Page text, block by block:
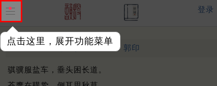
点击这里，展开功能菜单
登录
送张安国赴天彭司录 宋 · 郭印
骐骥服盐车，垂头困长道。